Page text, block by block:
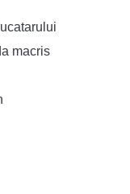
macris